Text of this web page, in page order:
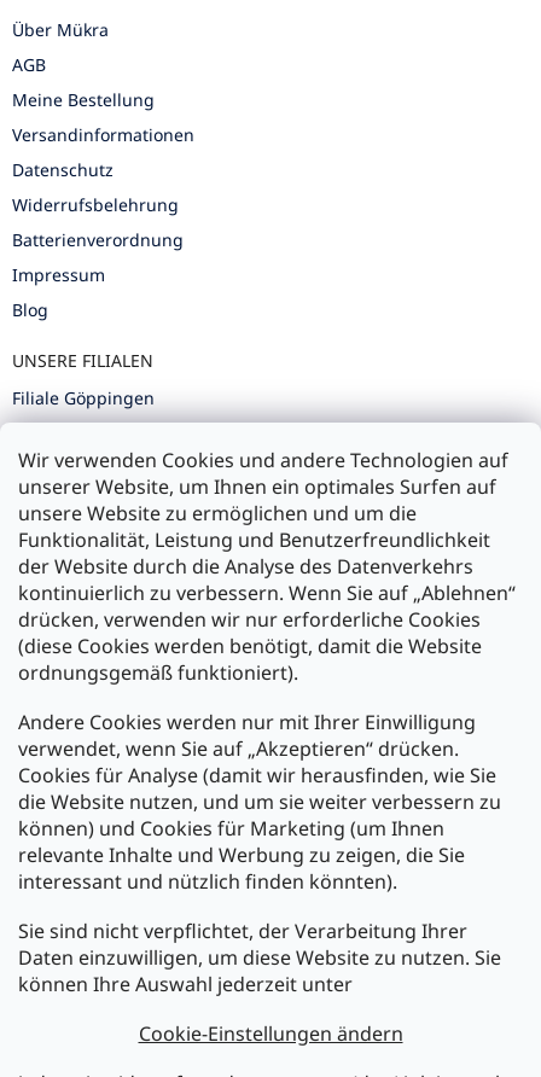
Wir verwenden Cookies und andere Technologien auf
unserer Website, um Ihnen ein optimales Surfen auf
unsere Website zu ermöglichen und um die
Funktionalität, Leistung und Benutzerfreundlichkeit
der Website durch die Analyse des Datenverkehrs
kontinuierlich zu verbessern. Wenn Sie auf „Ablehnen“
drücken, verwenden wir nur erforderliche Cookies
(diese Cookies werden benötigt, damit die Website
ordnungsgemäß funktioniert).
Andere Cookies werden nur mit Ihrer Einwilligung
verwendet, wenn Sie auf „Akzeptieren“ drücken.
Cookies für Analyse (damit wir herausfinden, wie Sie
die Website nutzen, und um sie weiter verbessern zu
können) und Cookies für Marketing (um Ihnen
relevante Inhalte und Werbung zu zeigen, die Sie
interessant und nützlich finden könnten).
Sie sind nicht verpflichtet, der Verarbeitung Ihrer
Daten einzuwilligen, um diese Website zu nutzen. Sie
können Ihre Auswahl jederzeit unter
Cookie-Einstellungen ändern
Über Mükra
AGB
Meine Bestellung
Versandinformationen
Datenschutz
Widerrufsbelehrung
Batterienverordnung
Impressum
Blog
UNSERE FILIALEN
Filiale Göppingen
Filiale Ulm
Zahlung und Versand
Versand mit:
Zahlarten:
Newsletter abonnieren
Legen Sie Ihre E-Mail ein und wir werden Ihnen Informationen
über neue Produkte in unserem E-Shop zusenden.